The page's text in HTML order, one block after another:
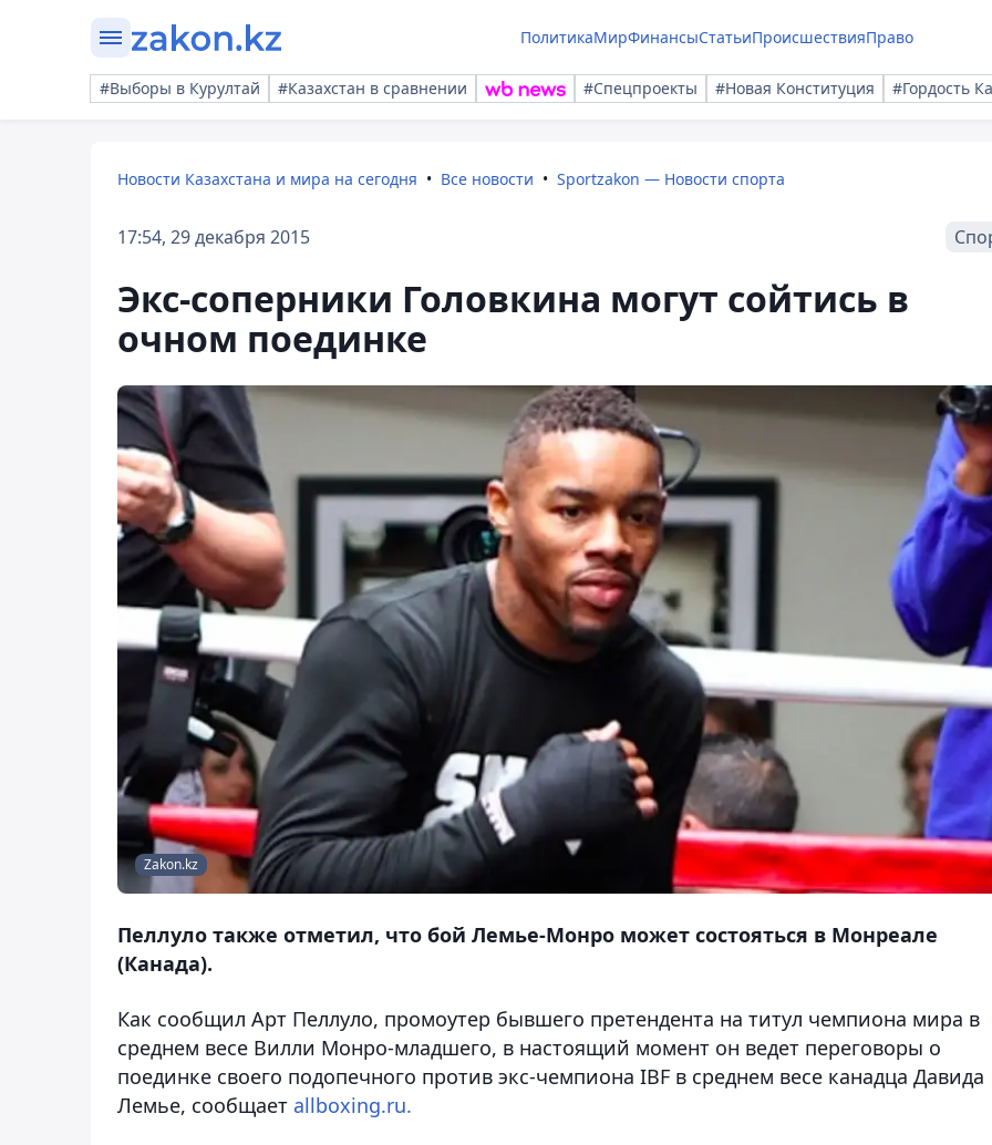
ПолитикаМирФинансыСтатьиПроисшествияПраво
#Выборы в Курултай #Казахстан в сравнении #Спецпроекты #Новая Конституция #Гордость
Новости Казахстана и мира на сегодня Все новости Sportzakon — Новости спорта
17:54, 29 декабря 2015
Экс-соперники Головкина могут сойтись в
очном поединке
Zakon.kz
Пеллуло также отметил, что бой Лемье-Монро может состояться в Монреале
(Канада).
Как сообщил Арт Пеллуло, промоутер бывшего претендента на титул чемпиона мира в
среднем весе Вилли Монро-младшего, в настоящий момент он ведет переговоры о
поединке своего подопечного против экс-чемпиона IBF в среднем весе канадца Давида
Лемье, сообщает allboxing.ru.